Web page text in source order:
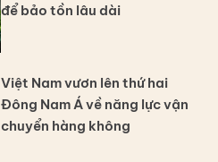
để bảo tồn lâu dài
Việt Nam vươn lên thứ hai
Đông Nam Á về năng lực vận
chuyển hàng không